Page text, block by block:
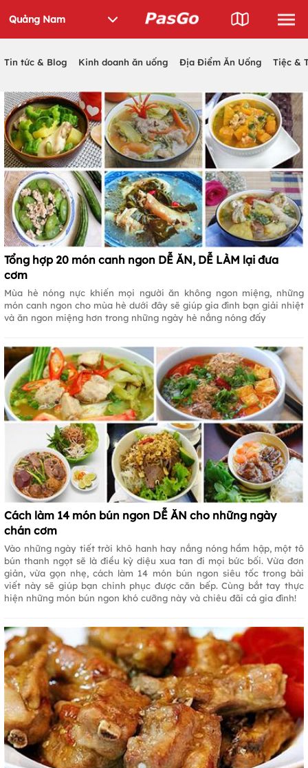
Tin tức & Blog Kinh doanh ăn uống Địa Điểm Ăn Uống Tiệc &
Tổng hợp 20 món canh ngon DỄ ĂN, DỄ LÀM lại đưa
cơm
Mùa hè nóng nực khiến mọi người ăn không ngon miệng, những
món canh ngon cho mùa hè dưới đây sẽ giúp gia đình bạn giải nhiệt
và ăn ngon miệng hơn trong những ngày hè nắng nóng đấy
Cách làm 14 món bún ngon DỄ ĂN cho những ngày
chán cơm
Vào những ngày tiết trời khô hanh hay nắng nóng hầm hập, một tô
bún thanh ngọt sẽ là điều kỳ diệu xua tan đi mọi bức bối. Vừa đơn
giản, vừa gọn nhẹ, cách làm 14 món bún ngon siêu tốc trong bài
viết này sẽ giúp bạn chinh phục được căn bếp. Cùng bắt tay thực
hiện những món bún ngon khó cưỡng này và chiêu đãi cả gia đình!